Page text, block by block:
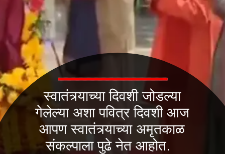
स्वातंत्र्याच्या दिवशी जोडल्या
गेलेल्या अशा पवित्र दिवशी आज
आपण स्वातंत्र्याच्या अमृतकाळ
संकल्पाला पुढे नेत आहोत.